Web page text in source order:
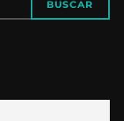
BUSCAR